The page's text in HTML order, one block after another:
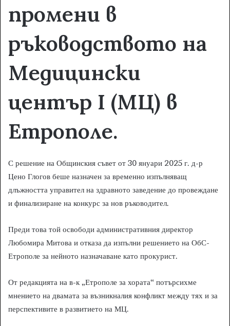
промени в
ръководството на
Медицински
център I (МЦ) в
Етрополе.
С решение на Общинския съвет от 30 януари 2025 г. д-р
Цено Глогов беше назначен за временно изпълняващ
длъжността управител на здравното заведение до провеждане
и финализиране на конкурс за нов ръководител.
Преди това той освободи административния директор
Любомира Митова и отказа да изпълни решението на ОбС-
Етрополе за нейното назначаване като прокурист.
От редакцията на в-к „Етрополе за хората“ потърсихме
мнението на двамата за възникналия конфликт между тях и за
перспективите в развитието на МЦ.